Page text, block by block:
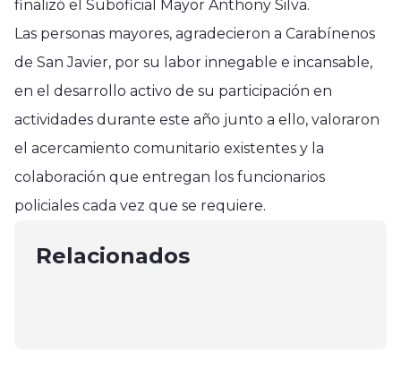
finalizó el Suboficial Mayor Anthony Silva.
Las personas mayores, agradecieron a Carabínenos
de San Javier, por su labor innegable e incansable,
en el desarrollo activo de su participación en
actividades durante este año junto a ello, valoraron
el acercamiento comunitario existentes y la
colaboración que entregan los funcionarios
policiales cada vez que se requiere.
Relacionados
Región del Maule
Asumió nueva Directora Regional
septiembre 30, 2024
Región del Maule
Empresas aportan a pequeños
Maule
en la Delegación Presidencial